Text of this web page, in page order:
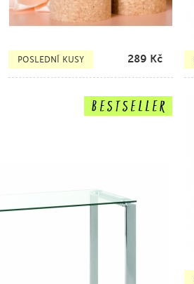
POSLEDNÍ KUSY 289 Kč